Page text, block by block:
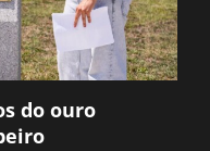
do ouro